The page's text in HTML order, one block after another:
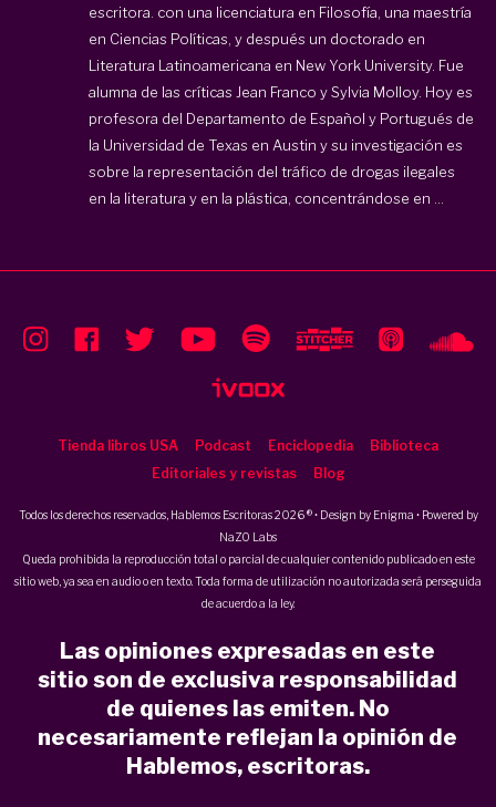
escritora. con una licenciatura en Filosofía, una maestría
en Ciencias Políticas, y después un doctorado en
Literatura Latinoamericana en New York University. Fue
alumna de las críticas Jean Franco y Sylvia Molloy. Hoy es
profesora del Departamento de Español y Portugués de
la Universidad de Texas en Austin y su investigación es
sobre la representación del tráfico de drogas ilegales
en la literatura y en la plástica, concentrándose en ...
Tienda libros USA Podcast Enciclopedia
Biblioteca
Editoriales y revistas
Blog
Todos los derechos reservados, Hablemos Escritoras 2026 ® • Design by Enigma • Powered by
NaZO Labs
Queda prohibida la reproducción total o parcial de cualquier contenido publicado en este
sitio web, ya sea en audio o en texto. Toda forma de utilización no autorizada será perseguida
de acuerdo a la ley.
Las opiniones expresadas en este
sitio son de exclusiva responsabilidad
de quienes las emiten. No
necesariamente reflejan la opinión de
Hablemos, escritoras.